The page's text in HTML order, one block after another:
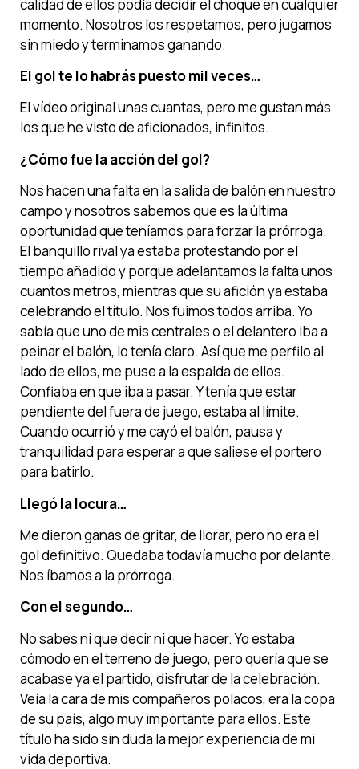
calidad de ellos podía decidir el choque en cualquier
momento. Nosotros los respetamos, pero jugamos
sin miedo y terminamos ganando.
El gol te lo habrás puesto mil veces…
El vídeo original unas cuantas, pero me gustan más
los que he visto de aficionados, infinitos.
¿Cómo fue la acción del gol?
Nos hacen una falta en la salida de balón en nuestro
campo y nosotros sabemos que es la última
oportunidad que teníamos para forzar la prórroga.
El banquillo rival ya estaba protestando por el
tiempo añadido y porque adelantamos la falta unos
cuantos metros, mientras que su afición ya estaba
celebrando el título. Nos fuimos todos arriba. Yo
sabía que uno de mis centrales o el delantero iba a
peinar el balón, lo tenía claro. Así que me perfilo al
lado de ellos, me puse a la espalda de ellos.
Confiaba en que iba a pasar. Y tenía que estar
pendiente del fuera de juego, estaba al límite.
Cuando ocurrió y me cayó el balón, pausa y
tranquilidad para esperar a que saliese el portero
para batirlo.
Llegó la locura…
Me dieron ganas de gritar, de llorar, pero no era el
gol definitivo. Quedaba todavía mucho por delante.
Nos íbamos a la prórroga.
Con el segundo…
No sabes ni que decir ni qué hacer. Yo estaba
cómodo en el terreno de juego, pero quería que se
acabase ya el partido, disfrutar de la celebración.
Veía la cara de mis compañeros polacos, era la copa
de su país, algo muy importante para ellos. Este
título ha sido sin duda la mejor experiencia de mi
vida deportiva.